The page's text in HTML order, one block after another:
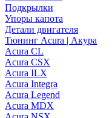
Подкрылки
Упоры капота
Детали двигателя
Тюнинг Acura | Акура
Acura CL
Acura CSX
Acura ILX
Acura Integra
Acura Legend
Acura MDX